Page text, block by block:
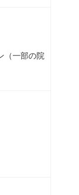
（一部の院